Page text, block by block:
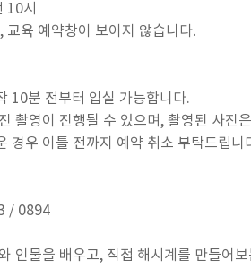
10시
교육 예약창이 보이지 않습니다.
10분 전부터 입실 가능합니다.
촬영이 진행될 수 있으며, 촬영된 사진
경우 이틀 전까지 예약 취소 부탁드립
/ 0894
인물을 배우고, 직접 해시계를 만들어